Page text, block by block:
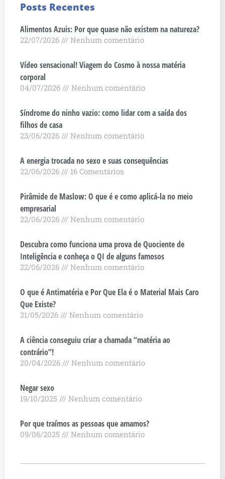
Posts Recentes
Alimentos Azuis: Por que quase não existem na natureza?
22/07/2026 Nenhum comentário
Vídeo sensacional! Viagem do Cosmo à nossa matéria
corporal
04/07/2026 Nenhum comentário
Síndrome do ninho vazio: como lidar com a saída dos
filhos de casa
23/06/2026 Nenhum comentário
A energia trocada no sexo e suas consequências
22/06/2026 16 Comentários
Pirâmide de Maslow: O que é e como aplicá-la no meio
empresarial
22/06/2026 Nenhum comentário
Descubra como funciona uma prova de Quociente de
Inteligência e conheça o QI de alguns famosos
22/06/2026 Nenhum comentário
O que é Antimatéria e Por Que Ela é o Material Mais Caro
Que Existe?
21/05/2026 Nenhum comentário
A ciência conseguiu criar a chamada “matéria ao
contrário”!
20/04/2026 Nenhum comentário
Negar sexo
19/10/2025 Nenhum comentário
Por que traímos as pessoas que amamos?
09/06/2025 Nenhum comentário